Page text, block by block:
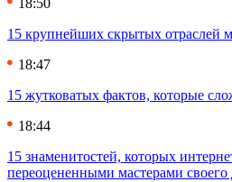
15 крупнейших скрытых отраслей
18:47
15 жутковатых фактов, которые
18:44
15 знаменитостей, которых
переоцененными мастерами своего